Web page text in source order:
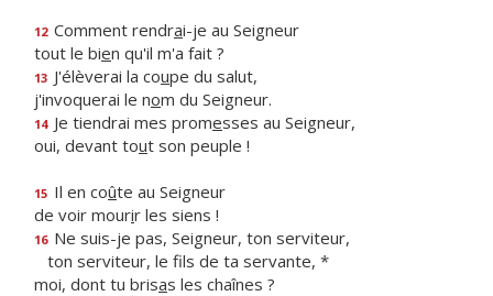
12 Comment rendrai-je au Seigneur
tout le bien qu'il m'a fait ?
13 J'élèverai la coupe du salut,
j'invoquerai le nom du Seigneur.
14 Je tiendrai mes promesses au Seigneur,
oui, devant tout son peuple !
15 Il en coûte au Seigneur
de voir mourir les siens !
16 Ne suis-je pas, Seigneur, ton serviteur,
ton serviteur, le fls de ta servante, *
moi, dont tu brisas les chaînes ?